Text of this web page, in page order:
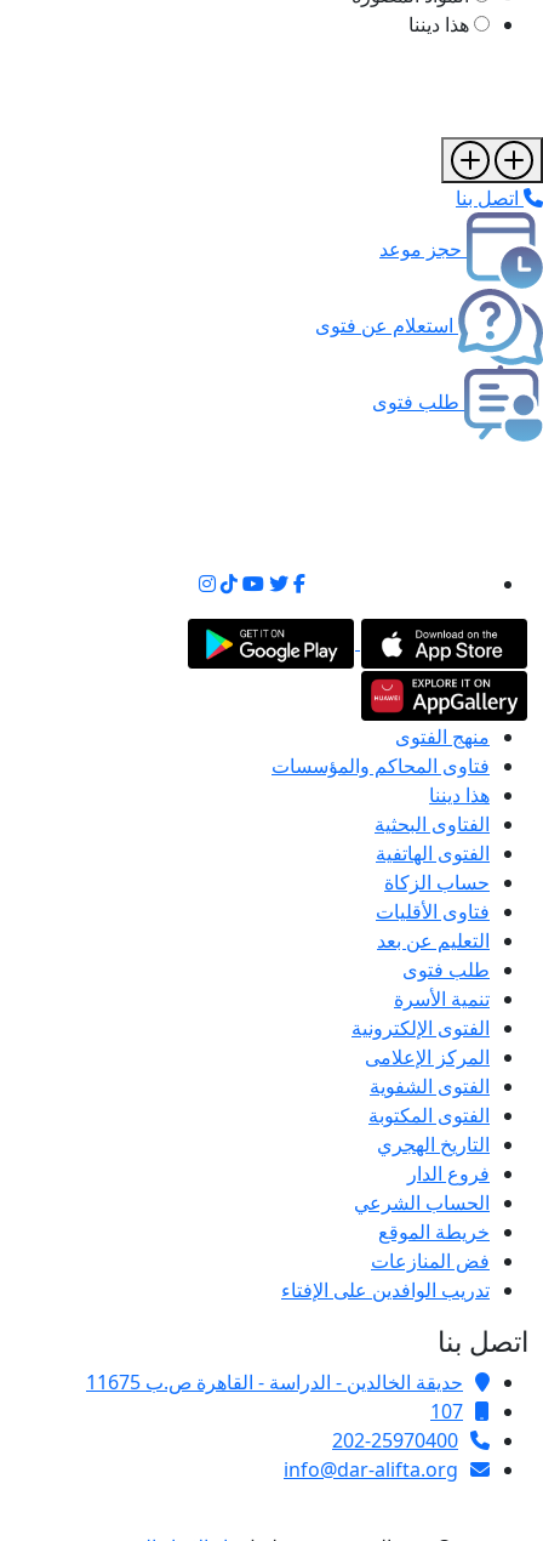
هذا ديننا
اتصل بنا
حجز موعد
استعلام عن فتوى
طلب فتوى
منهج الفتوى
فتاوى المحاكم والمؤسسات
هذا ديننا
الفتاوى البحثية
الفتوى الهاتفية
حساب الزكاة
فتاوى الأقليات
التعليم عن بعد
طلب فتوى
تنمية الأسرة
الفتوى الإلكترونية
المركز الإعلامى
الفتوى الشفوية
الفتوى المكتوبة
التاريخ الهجري
فروع الدار
الحساب الشرعي
خريطة الموقع
فض المنازعات
تدريب الوافدين على الإفتاء
اتصل بنا
حديقة الخالدين - الدراسة - القاهرة ص.ب 11675
107
202-25970400
info@dar-alifta.org